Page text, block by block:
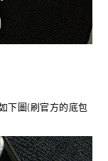
下圖(刷官方的底包